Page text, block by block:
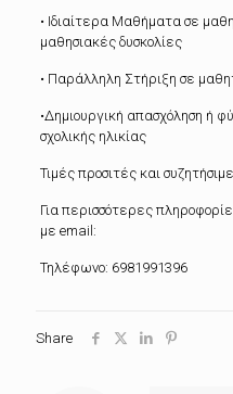
• Ιδιαίτερα Μαθήματα σε
μαθησιακές δυσκολίες
• Παράλληλη Στήριξη σε
•Δημιουργική απασχόληση ή
σχολικής ηλικίας
Τιμές προσιτές και
Για περισσότερες
με email:
Τηλέφωνο: 6981991396
Share